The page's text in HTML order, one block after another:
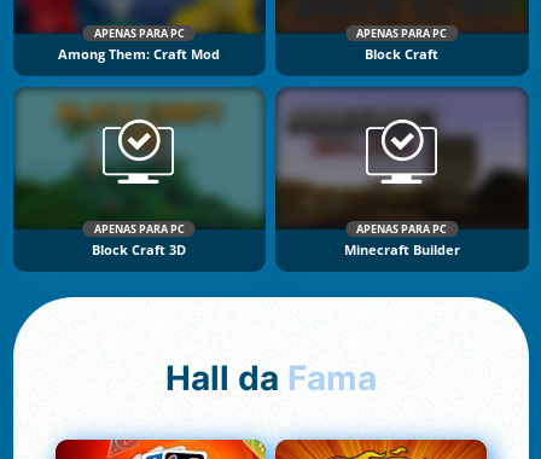
APENAS PARA PC
Among Them: Craft Mod
APENAS PARA PC
Block Craft
APENAS PARA PC
Block Craft 3D
APENAS PARA PC
Minecraft Builder
Hall da Fama